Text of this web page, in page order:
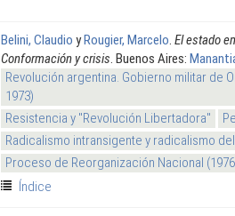
Belini, Claudio yRougier, Marcelo El estado
Conformación y crisis . Buenos Aires:
Revolución argentina. Gobierno militar de
1973)
Resistencia y "Revolución Libertadora"
Radicalismo intransigente y radicalismo
Proceso de Reorganización Nacional
Índice